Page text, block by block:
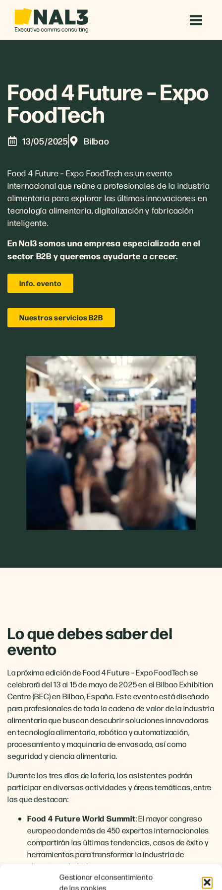
Gestionar el consentimiento
de las cookies
Food 4 Future – Expo
FoodTech
13/05/2025 Bilbao
Food 4 Future – Expo FoodTech es un evento
internacional que reúne a profesionales de la industria
alimentaria para explorar las últimas innovaciones en
tecnología alimentaria, digitalización y fabricación
inteligente.
En Nal3 somos una empresa especializada en el
sector B2By queremos ayudarte a crecer.
Info. evento
Nuestros servicios B2B
Lo que debes saber del
evento
La próxima edición de Food 4 Future – Expo FoodTech se
celebrará del 13 al 15 de mayo de 2025 en el Bilbao Exhibition
Centre (BEC) en Bilbao, España.Este evento está diseñado
para profesionales de toda la cadena de valor de la industria
alimentaria que buscan descubrir soluciones innovadoras
en tecnología alimentaria, robótica y automatización,
procesamiento y maquinaria de envasado, así como
seguridad y ciencia alimentaria.
Durante los tres días de la feria, los asistentes podrán
participar en diversas actividades y áreas temáticas, entre
las que destacan:
Food 4 Future World Summit:El mayor congreso
europeo donde más de 450 expertos internacionales
compartirán las últimas tendencias, casos de éxito y
herramientas para transformar la industria de
alimentos y bebidas.
FoodTech Innovation Awards